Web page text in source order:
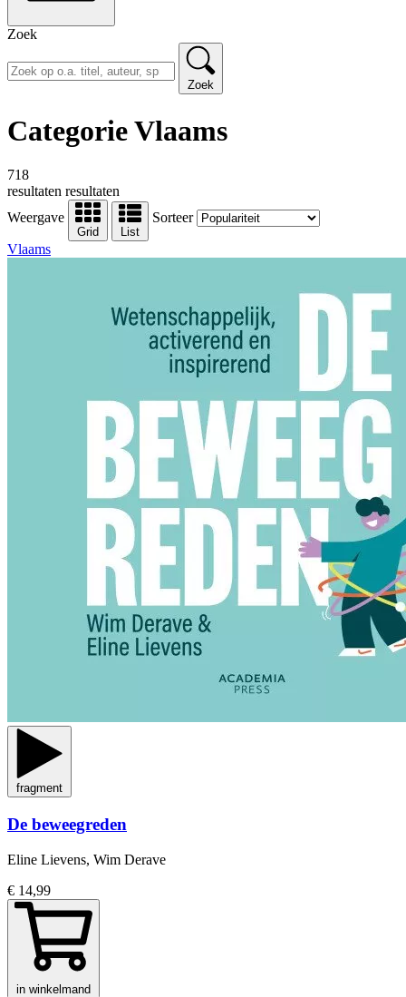
Zoek
Zoek
Categorie Vlaams
718
resultaten resultaten
Weergave
Grid List
Sorteer
Vlaams
fragment
De beweegreden
Eline Lievens, Wim Derave
€ 14,99
in winkelmand